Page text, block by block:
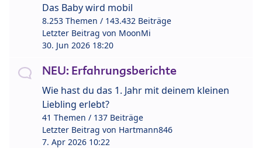
Das Baby wird mobil
8.253 Themen / 143.432 Beiträge
Letzter Beitrag von MoonMi
30. Jun 2026 18:20
NEU: Erfahrungsberichte
Wie hast du das 1. Jahr mit deinem kleinen
Liebling erlebt?
41 Themen / 137 Beiträge
Letzter Beitrag von Hartmann846
7. Apr 2026 10:22